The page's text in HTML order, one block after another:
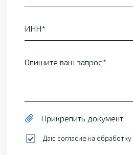
ИНН
Опишите ваш запрос
Прикрепить документ
Даю согласие на обработку